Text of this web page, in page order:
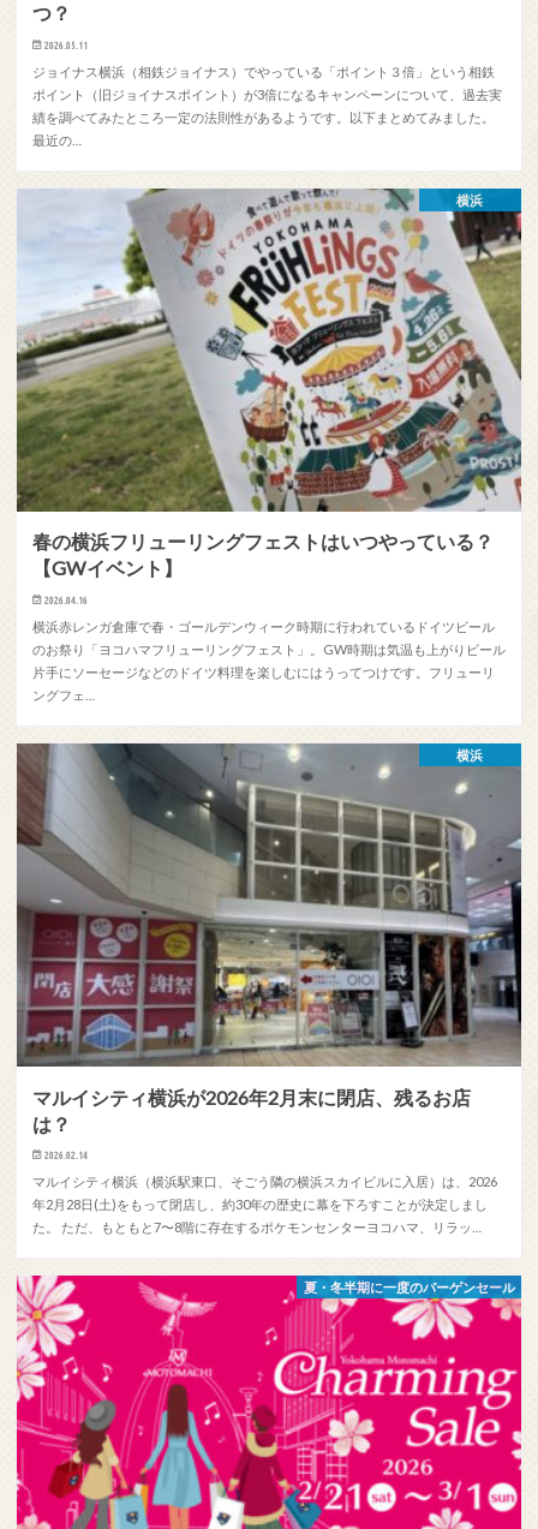
つ？
2026.05.11
ジョイナス横浜（相鉄ジョイナス）でやっている「ポイント３倍」という相鉄
ポイント（旧ジョイナスポイント）が3倍になるキャンペーンについて、過去実
績を調べてみたところ一定の法則性があるようです。以下まとめてみました。
最近の…
横浜
春の横浜フリューリングフェストはいつやっている？
【GWイベント】
2026.04.16
横浜赤レンガ倉庫で春・ゴールデンウィーク時期に行われているドイツビール
のお祭り「ヨコハマフリューリングフェスト」。GW時期は気温も上がりビール
片手にソーセージなどのドイツ料理を楽しむにはうってつけです。フリューリ
ングフェ…
横浜
マルイシティ横浜が2026年2月末に閉店、残るお店
は？
2026.02.14
マルイシティ横浜（横浜駅東口、そごう隣の横浜スカイビルに入居）は、2026
年2月28日(土)をもって閉店し、約30年の歴史に幕を下ろすことが決定しまし
た。 ただ、もともと7〜8階に存在するポケモンセンターヨコハマ、リラッ…
夏・冬半期に一度のバーゲンセール